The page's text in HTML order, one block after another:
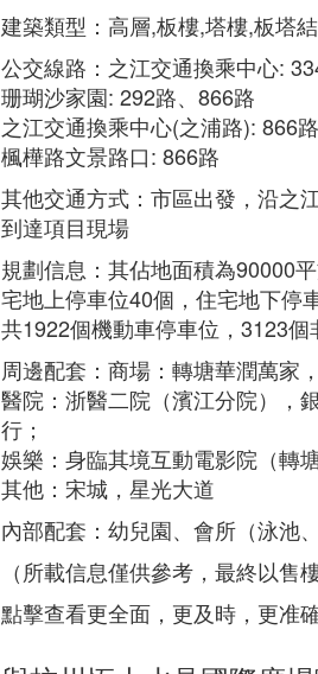
建築類型：高層,板樓,塔樓,板塔
公交線路：之江交通換乘中心:
珊瑚沙家園: 292路、866路
之江交通換乘中心(之浦路): 866路
楓樺路文景路口: 866路
其他交通方式：市區出發，沿之
到達項目現場
規劃信息：其佔地面積為90000
宅地上停車位40個，住宅地下停
共1922個機動車停車位，3123個
周邊配套：商場：轉塘華潤萬家
醫院：浙醫二院（濱江分院），
行；
娛樂：身臨其境互動電影院（轉
其他：宋城，星光大道
內部配套：幼兒園、會所（泳池
（所載信息僅供參考，最終以售
點擊查看更全面，更及時，更准